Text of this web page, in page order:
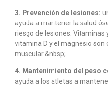
3. Prevención de lesiones:
ayuda a mantener la salud
riesgo de lesiones. Vitaminas
vitamina D y el magnesio son
muscular.&nbsp;
4. Mantenimiento del peso
ayuda a los atletas a